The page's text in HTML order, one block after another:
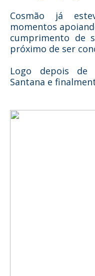
Cosmão já
momentos
cumprimento de
próximo de ser
Logo depois de
Santana e